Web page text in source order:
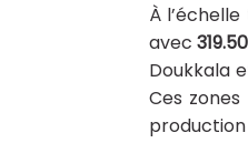
À
avec
Doukkala
Ces